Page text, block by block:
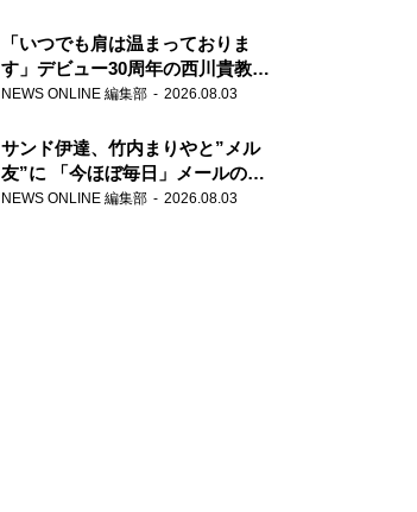
郵便局
「いつでも肩は温まっておりま
す」デビュー30周年の西川貴教が
『オールナイトニッポン』に登
NEWS ONLINE 編集部 2026.08.03
サンド伊達、竹内まりやと”メル
友”に 「今ほぼ毎日」メールのや
り取り明かす
NEWS ONLINE 編集部 2026.08.03